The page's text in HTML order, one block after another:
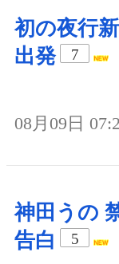
初の夜行
出発
7
08月09日
神田うの
告白
5